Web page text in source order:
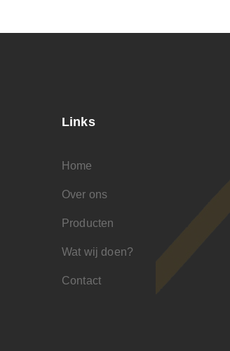
Links
Home
Over ons
Producten
Wat wij doen?
Contact